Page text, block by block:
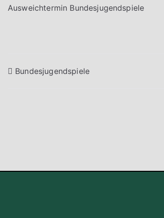
Ausweichtermin Bundesjugendspiele
Beitragsnavigation
Bundesjugendspiele